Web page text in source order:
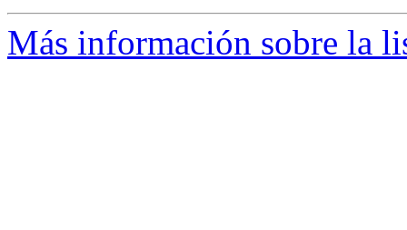
Más información sobre la